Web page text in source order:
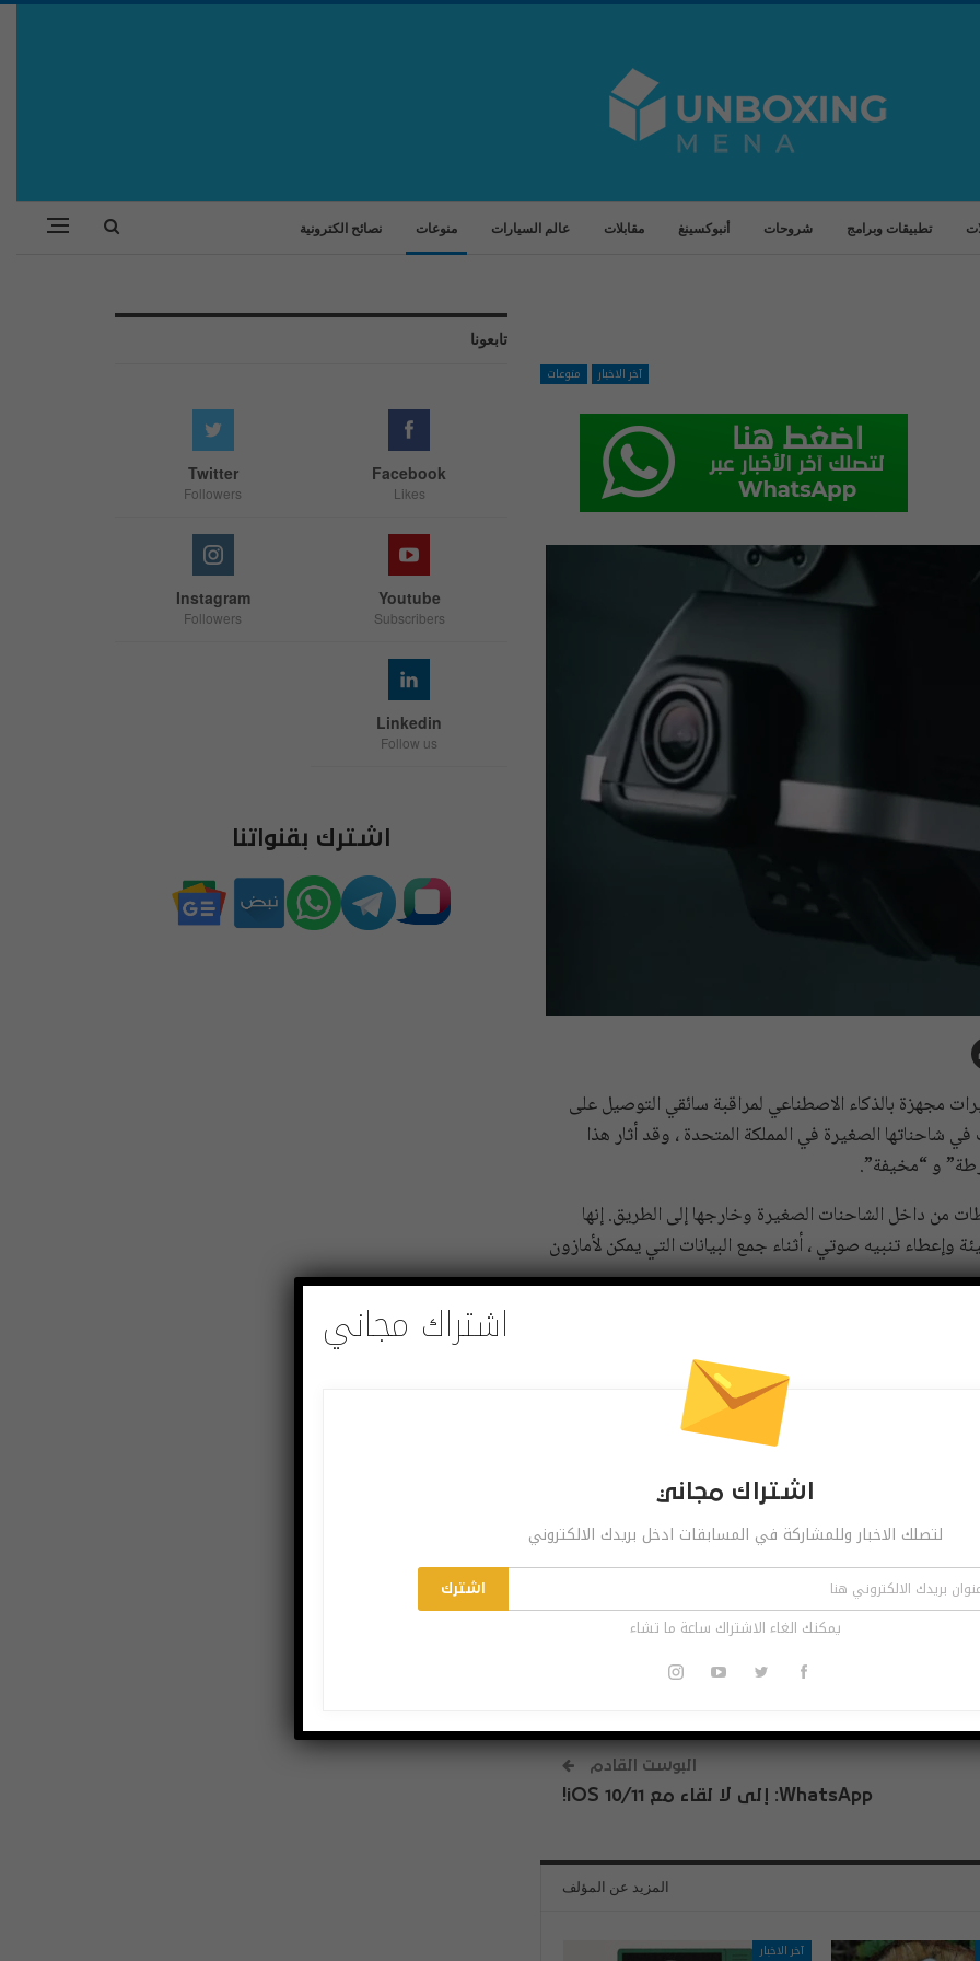
تطبيقات وبرامج شروحات أنبوكسينغ مقابلات عالم السيارات منوعات نصائح الكترونية
آخر الاخبار منوعات
مجهزة بالذكاء الاصطناعي لمراقبة سائقي التوصيل على
شاحناتها الصغيرة في المملكة المتحدة ، وقد أثار هذا
و “مخيفة”.
من داخل الشاحنات الصغيرة وخارجها إلى الطريق. إنها
وإعطاء تنبيه صوتي ، أثناء جمع البيانات التي يمكن لأمازون
وللمشاركة في المسابقات ادخل بريدك الالكتروني
اشترك
ساعة ما تشاء
البوست القادم
WhatsApp: إلى لا لقاء مع iOS 10/11!
المزيد عن المؤلف
آخر الاخبار
تابعونا
Facebook
Likes
Twitter
Followers
Youtube
Subscribers
Instagram
Followers
Linkedin
Follow us
اشترك بقنواتنا
اشتراك مجاني
اشتراك مجاني
لتصلك الاخبار وللمشاركة في المسابقات ادخل بريدك الالكتروني
اشترك
يمكنك الغاء الاشتراك ساعة ما تشاء